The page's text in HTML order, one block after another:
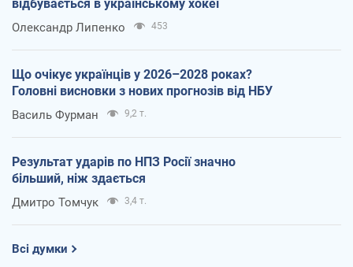
відбувається в українському хокеї
Олександр Липенко 453
Що очікує українців у 2026–2028 роках?
Головні висновки з нових прогнозів від НБУ
Василь Фурман 9,2 т.
Результат ударів по НПЗ Росії значно
більший, ніж здається
Дмитро Томчук 3,4 т.
Всі думки